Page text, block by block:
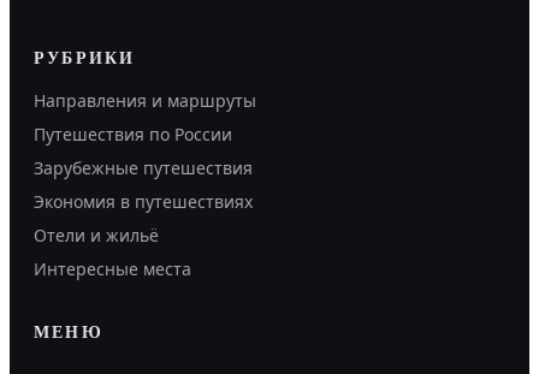
РУБРИКИ
Направления и маршруты
Путешествия по России
Зарубежные путешествия
Экономия в путешествиях
Отели и жильё
Интересные места
МЕНЮ